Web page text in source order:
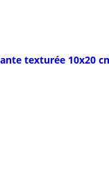
texturée 10x20